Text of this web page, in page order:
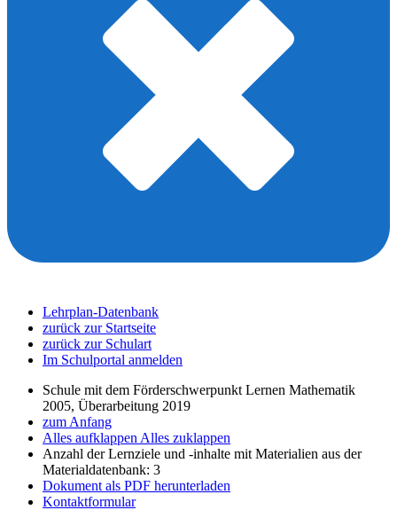
Lehrplan-Datenbank
zurück zur Startseite
zurück zur Schulart
Im Schulportal anmelden
Schule mit dem Förderschwerpunkt Lernen Mathematik
2005, Überarbeitung 2019
zum Anfang
Alles aufklappen Alles zuklappen
Anzahl der Lernziele und -inhalte mit Materialien aus der
Materialdatenbank: 3
Dokument als PDF herunterladen
Kontaktformular